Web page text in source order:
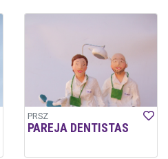
PRSZ
PAREJA DENTISTAS